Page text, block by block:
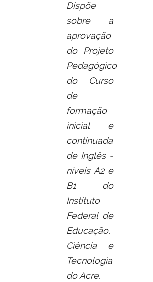
Dispõe
sobre a
aprovação
do Projeto
Pedagógico
do Curso
de
formação
inicial e
continuada
de Inglês -
níveis A2 e
B1 do
Instituto
Federal de
Educação,
Ciência e
Tecnologia
do Acre.